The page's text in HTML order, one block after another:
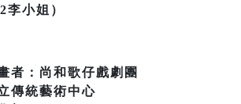
李小姐）
者：尚和歌仔戲劇團
傳統藝術中心